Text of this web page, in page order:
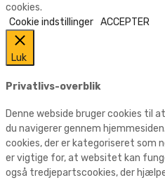
cookies.
Cookie indstillinger ACCEPTER
Luk
Privatlivs-overblik
Denne webside bruger cookies til
du navigerer gennem
cookies, der er kategoriseret som
er vigtige for, at websitet kan
også tredjepartscookies, der